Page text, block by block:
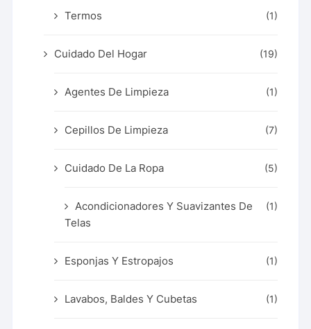
Termos (1)
Cuidado Del Hogar (19)
Agentes De Limpieza (1)
Cepillos De Limpieza (7)
Cuidado De La Ropa (5)
Acondicionadores Y Suavizantes De
Telas
(1)
Esponjas Y Estropajos (1)
Lavabos, Baldes Y Cubetas (1)